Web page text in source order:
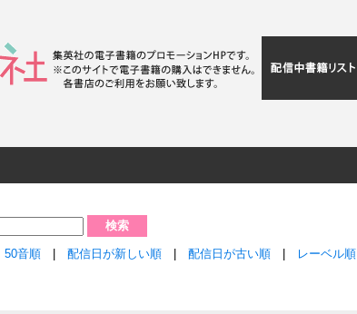
50音順 配信日が新しい順 配信日が古い順 レーベル順